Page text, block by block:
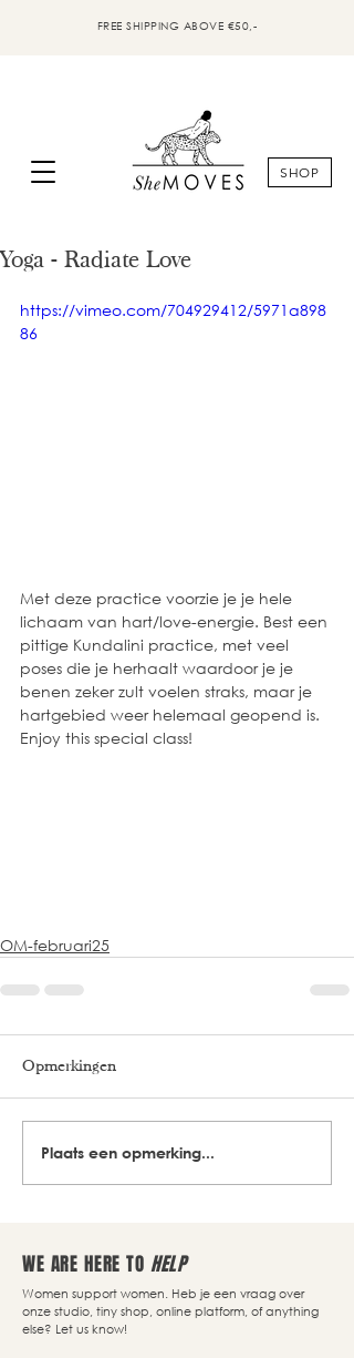
FREE SHIPPING ABOVE €50,-
SHOP
Yoga - Radiate Love
https://vimeo.com/704929412/5971a898
86
Met deze practice voorzie je je hele
lichaam van hart/love-energie. Best een
pittige Kundalini practice, met veel
poses die je herhaalt waardoor je je
benen zeker zult voelen straks, maar je
hartgebied weer helemaal geopend is.
Enjoy this special class!
OM-februari25
Opmerkingen
Plaats een opmerking...
WE ARE HERE TO HELP
Women support women. Heb je een vraag over
onze studio, tiny shop, online platform, of anything
else? Let us know!